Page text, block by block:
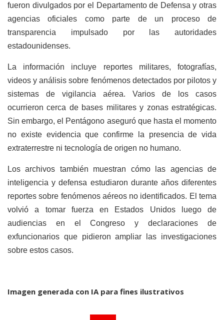
fueron divulgados por el Departamento de Defensa y otras
agencias oficiales como parte de un proceso de
transparencia impulsado por las autoridades
estadounidenses.
La información incluye reportes militares, fotografías,
videos y análisis sobre fenómenos detectados por pilotos y
sistemas de vigilancia aérea. Varios de los casos
ocurrieron cerca de bases militares y zonas estratégicas.
Sin embargo, el Pentágono aseguró que hasta el momento
no existe evidencia que confirme la presencia de vida
extraterrestre ni tecnología de origen no humano.
Los archivos también muestran cómo las agencias de
inteligencia y defensa estudiaron durante años diferentes
reportes sobre fenómenos aéreos no identificados. El tema
volvió a tomar fuerza en Estados Unidos luego de
audiencias en el Congreso y declaraciones de
exfuncionarios que pidieron ampliar las investigaciones
sobre estos casos.
Imagen generada con IA para fines ilustrativos